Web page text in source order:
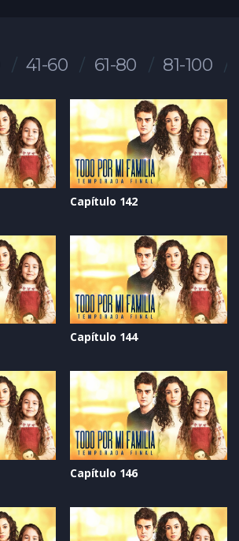
41-60 61-80 81-100
Capítulo 142
Capítulo 144
Capítulo 146